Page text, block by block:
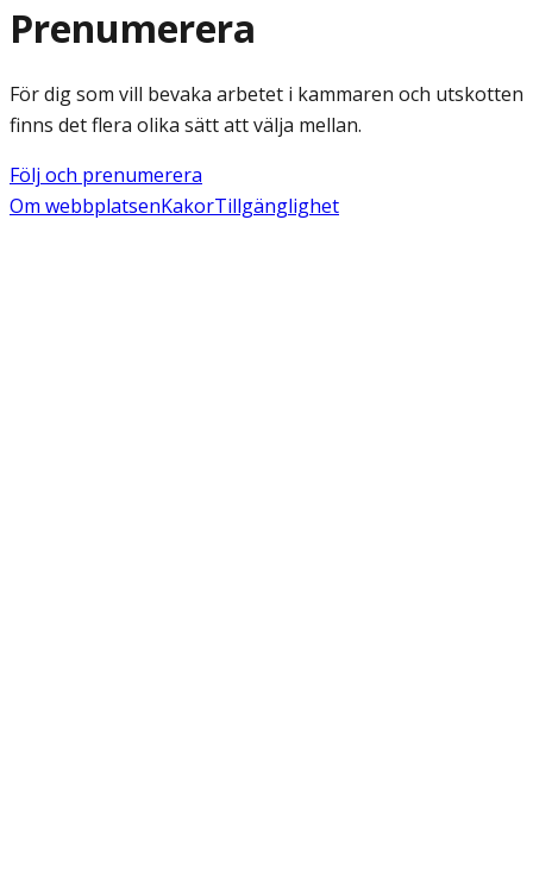
Prenumerera
För dig som vill bevaka arbetet i kammaren och utskotten
finns det flera olika sätt att välja mellan.
Följ och prenumerera
Om webbplatsenKakorTillgänglighet